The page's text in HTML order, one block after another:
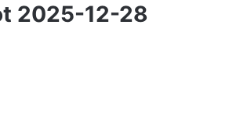
2025-12-28